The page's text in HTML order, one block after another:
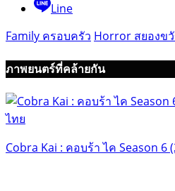
Line
Family ครอบครัว Horror สยองข
ภาพยนตร์ที่คล้ายกัน
Cobra Kai : คอบร้า ไค Season 6